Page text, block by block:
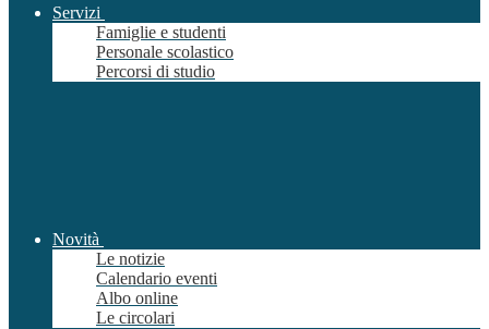
Servizi
Famiglie e studenti
Personale scolastico
Percorsi di studio
Novità
Le notizie
Calendario eventi
Albo online
Le circolari